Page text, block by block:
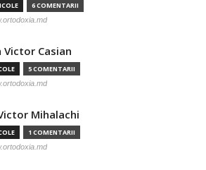
6 COMENTARII
Victor Casian
5 COMENTARII
Mihalachi
1 COMENTARII